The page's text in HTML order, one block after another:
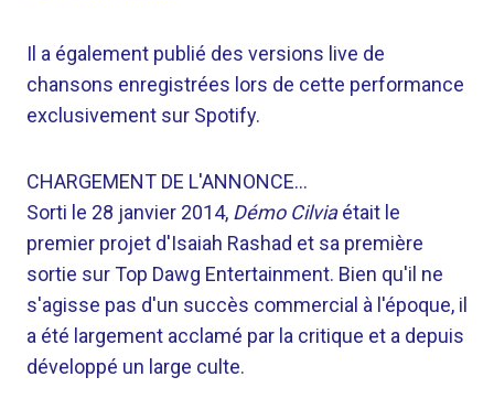
Il a également publié des versions live de
chansons enregistrées lors de cette performance
exclusivement sur Spotify.
CHARGEMENT DE L'ANNONCE…
Sorti le 28 janvier 2014, Démo Cilviaétait le
premier projet d'Isaiah Rashad et sa première
sortie sur Top Dawg Entertainment. Bien qu'il ne
s'agisse pas d'un succès commercial à l'époque, il
a été largement acclamé par la critique et a depuis
développé un large culte.